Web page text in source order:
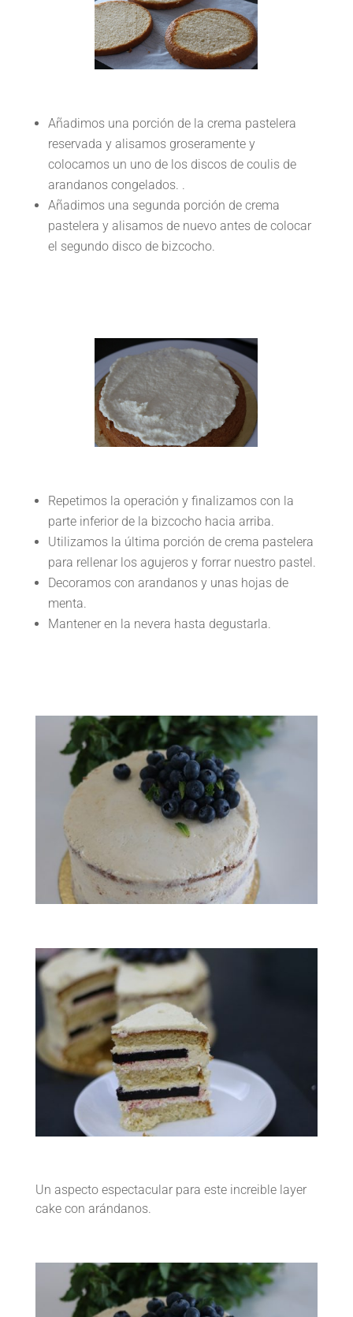
Añadimos una porción de la crema pastelera
reservada y alisamos groseramente y
colocamos un uno de los discos de coulis de
arandanos congelados. .
Añadimos una segunda porción de crema
pastelera y alisamos de nuevo antes de colocar
el segundo disco de bizcocho.
Repetimos la operación y finalizamos con la
parte inferior de la bizcocho hacia arriba.
Utilizamos la última porción de crema pastelera
para rellenar los agujeros y forrar nuestro pastel.
Decoramos con arandanos y unas hojas de
menta.
Mantener en la nevera hasta degustarla.
Un aspecto espectacular para este increible layer
cake con arándanos.